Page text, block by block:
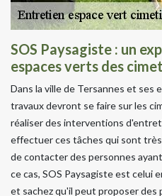
SOS Paysagiste : un
espaces verts des
Dans la ville de Tersannes et ses
travaux devront se faire sur les
réaliser des interventions
effectuer ces tâches qui sont
de contacter des personnes
ce cas, SOS Paysagiste est celui
et sachez qu'il peut proposer des